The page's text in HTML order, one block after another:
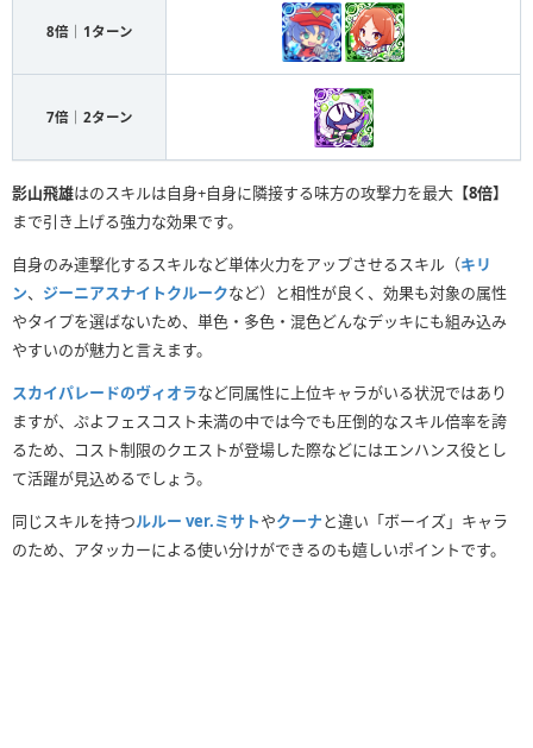
8倍｜1ターン
7倍｜2ターン
影山飛雄はのスキルは自身+自身に隣接する味方の攻撃力を最大 【8倍】
まで引き上げる強力な効果です。
自身のみ連撃化するスキルなど単体火力をアップさせるスキル（キリ
ン、 ジーニアスナイトクルークなど）と相性が良く、効果も対象の属性
やタイプを選ばないため、単色・多色・混色どんなデッキにも組み込み
やすいのが魅力と言えます。
スカイパレードのヴィオラなど同属性に上位キャラがいる状況ではあり
ますが、ぷよフェスコスト未満の中では今でも圧倒的なスキル倍率を誇
るため、コスト制限のクエストが登場した際などにはエンハンス役とし
て活躍が見込めるでしょう。
同じスキルを持つルルー ver.ミサトやクーナと違い「ボーイズ」キャラ
のため、アタッカーによる使い分けができるのも嬉しいポイントです。